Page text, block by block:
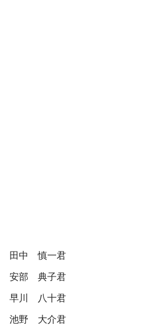
田中 慎一君
安部 典子君
早川 八十君
池野 大介君